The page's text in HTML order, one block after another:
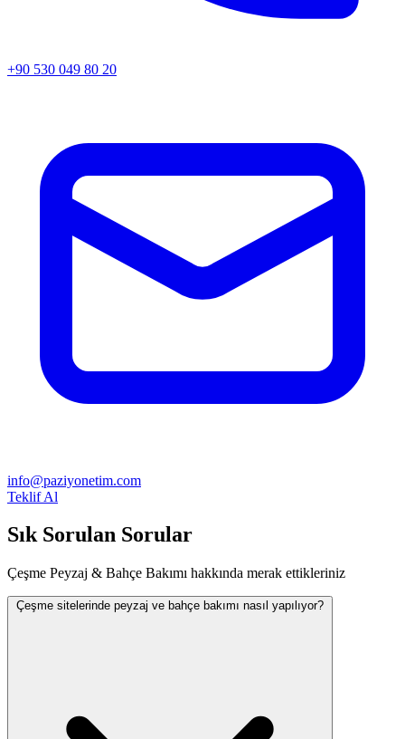
+90 530 049 80 20
info@paziyonetim.com
Teklif Al
Sık Sorulan Sorular
Çeşme Peyzaj & Bahçe Bakımı hakkında merak ettikleriniz
Çeşme sitelerinde peyzaj ve bahçe bakımı nasıl yapılıyor?